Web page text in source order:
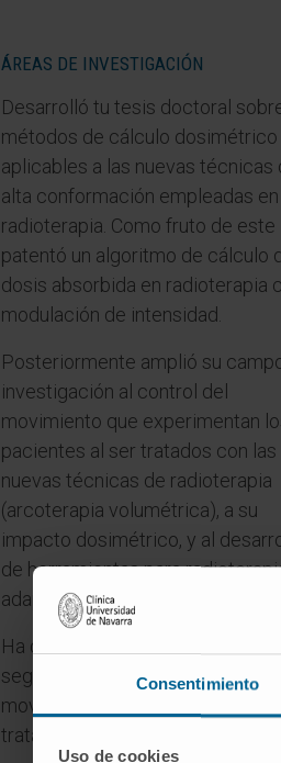
Consentimiento
Uso de cookies
ÁREAS DE INVESTIGACIÓN
Desarrolló tu tesis doctoral
métodos de cálculo dosimétrico
aplicables a las nuevas técnicas
alta conformación empleadas en
radioterapia. Como fruto de este
patentó un algoritmo de cálculo
dosis absorbida en radioterapia
modulación de intensidad.
Posteriormente amplió su
investigación al control del
movimiento que experimentan
pacientes al ser tratados con las
nuevas técnicas de radioterapia
(arcoterapia volumétrica), a su
impacto dosimétrico, y al
de herramientas para
adaptativa.
Ha desarrollado un sistema de
seguimiento (“tracking”) de
movimiento tumoral durante el
tratamiento radioterápico.